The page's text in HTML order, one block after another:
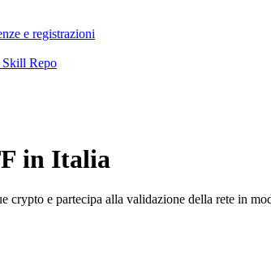
e registrazioni
Skill Repo
in Italia
e partecipa alla validazione della rete in